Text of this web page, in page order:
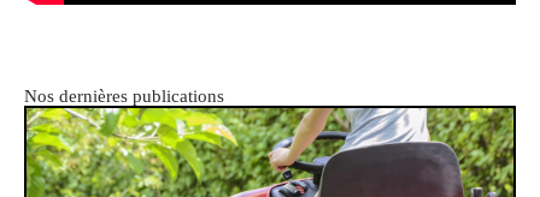
Nos dernières publications